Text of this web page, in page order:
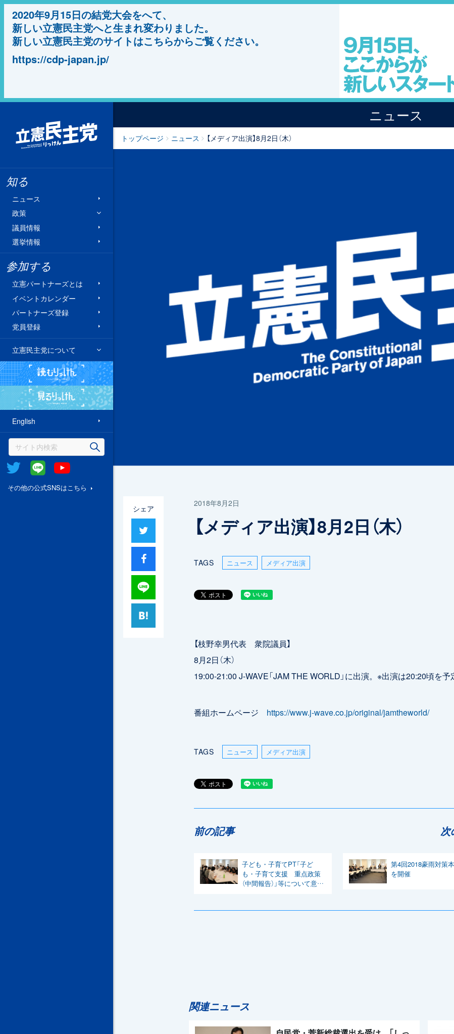
2020年9月15日の結党大会をへて、
新しい立憲民主党へと生まれ変わりました。
新しい立憲民主党のサイトはこちらからご覧ください。
https://cdp-japan.jp/
知る
ニュース
政策
議員情報
選挙情報
参加する
立憲パートナーズとは
イベントカレンダー
パートナーズ登録
党員登録
立憲民主党について
English
Twitter @Line
その他の公式SNSはこちら
ニュース
トップページ ニュース 【メディア出演】8月2日（木）
シェア
2018年8月2日
【メディア出演】8月2日（木）
TAGS ニュース メディア出演
【枝野幸男代表 衆院議員】
8月2日（木）
19:00-21:00 J-WAVE「JAM THE WORLD」に出演。※出演は20:20頃を予
番組ホームページ https://www.j-wave.co.jp/original/jamtheworld/
TAGS ニュース メディア出演
前の記事
子ども・子育てPT「子ど
も・子育て支援 重点政策
（中間報告）」等について意見
次
第4回2018豪雨対策
を開催
関連ニュース